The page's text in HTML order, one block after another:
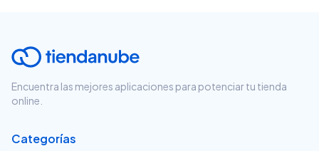
Encuentra las mejores aplicaciones para potenciar tu tienda
online.
Categorías